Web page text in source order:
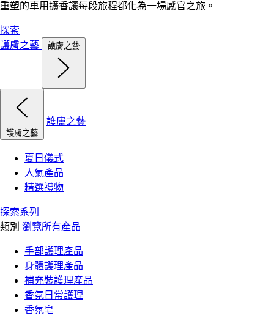
重塑的車用擴香讓每段旅程都化為一場感官之旅。
探索
護膚之藝
護膚之藝
護膚之藝
護膚之藝
夏日儀式
人氣產品
精選禮物
探索系列
類別 瀏覽所有產品
手部護理產品
身體護理產品
補充裝護理產品
香氛日常護理
香氛皂